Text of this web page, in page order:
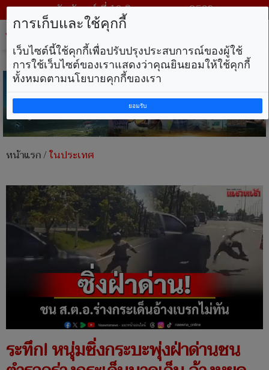
วันจันทร์ ที่ 10 สิงหาคม พ.ศ. 2569
หน้าแรก/ในประเทศ
ระทึก! หนุ่มซิ่งกระบะพุ่งฝ่าด่านชน
การเก็บและใช้คุกกี้
เว็บไซต์นี้ใช้คุกกี้เพื่อปรับปรุงประสบการณ์ของผู้ใช้
การใช้เว็บไซต์ของเราแสดงว่าคุณยินยอมให้ใช้คุกกี้
ทั้งหมดตามนโยบายคุกกี้ของเรา
ยอมรับ